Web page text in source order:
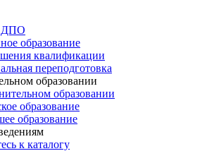
ДПО
образование
квалификации
переподготовка
образовании
образовании
образование
образование
к каталогу